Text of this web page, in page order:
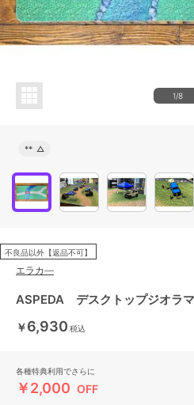
1/8
** △
不良品以外【返品不可】
エラカ―
ASPEDA デスクトップジオラ
￥6,930 税込
各種特典利用でさらに
￥2,000 OFF